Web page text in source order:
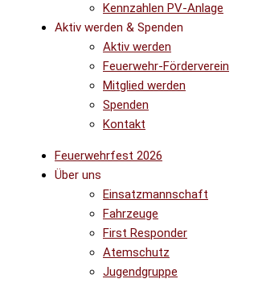
Kennzahlen PV-Anlage
Aktiv werden & Spenden
Aktiv werden
Feuerwehr-Förderverein
Mitglied werden
Spenden
Kontakt
Feuerwehrfest 2026
Über uns
Einsatzmannschaft
Fahrzeuge
First Responder
Atemschutz
Jugendgruppe